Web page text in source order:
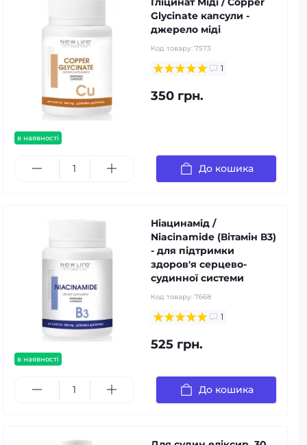
в наявності
Glycinate капсули -
джерело міді
Код товару: 7573
1
350 грн.
До кошика
в наявності
Ніацинамід /
Niacinamide (Вітамін В3)
- для підтримки
здоров'я серцево-
судинної системи
Код товару: 7668
1
525 грн.
До кошика